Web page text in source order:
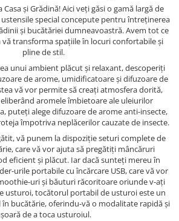
și Grădină! Aici veți găsi o gamă largă de
special concepute pentru întreținerea
și bucătăriei dumneavoastră. Avem tot ce
transforma spațiile în locuri confortabile și
pline de stil.
unui ambient plăcut și relaxant, descoperiți
de arome, umidificatoare și difuzoare de
vă vor permite să creați atmosfera dorită,
aromele îmbietoare ale uleiurilor
puteți alege difuzoare de arome anti-insecte,
împotriva neplăcerilor cauzate de insecte.
vă punem la dispoziție seturi complete de
care vă vor ajuta să pregătiți mâncăruri
eficient și plăcut. Iar dacă sunteți mereu în
urile portabile cu încărcare USB, care vă vor
uri și băuturi răcoritoare oriunde v-ați
usturoi, tocătorul portabil de usturoi este un
bucătărie, oferindu-vă o modalitate rapidă și
de a toca usturoiul.